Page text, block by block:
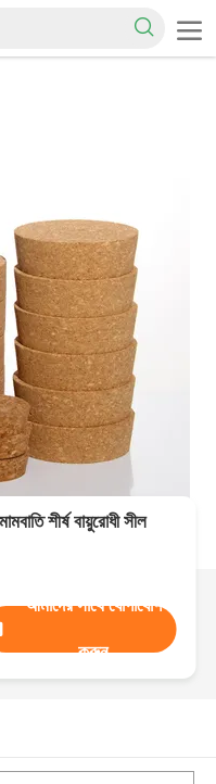
শীর্ষ বায়ুরোধী সীল
আমাদের সাথে যোগাযোগ
করুন